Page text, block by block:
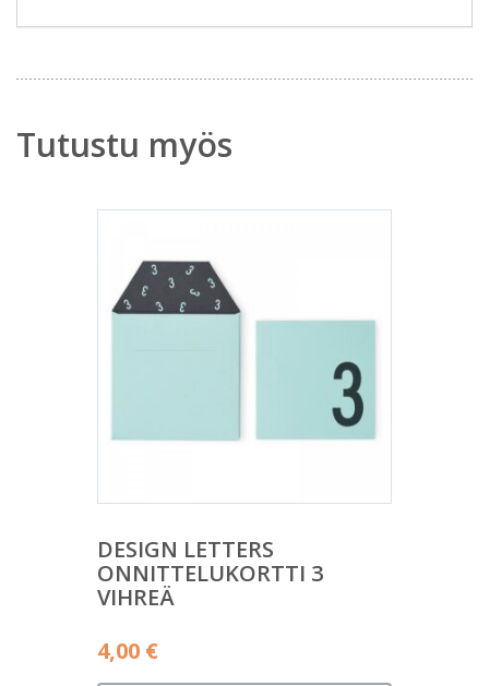
Tutustu myös
DESIGN LETTERS
ONNITTELUKORTTI 3
VIHREÄ
4,00 €